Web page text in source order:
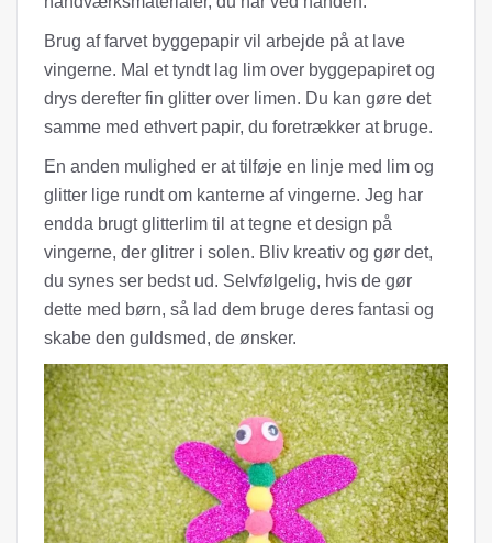
Brug af farvet byggepapir vil arbejde på at lave
vingerne. Mal et tyndt lag lim over byggepapiret og
drys derefter fin glitter over limen. Du kan gøre det
samme med ethvert papir, du foretrækker at bruge.
En anden mulighed er at tilføje en linje med lim og
glitter lige rundt om kanterne af vingerne. Jeg har
endda brugt glitterlim til at tegne et design på
vingerne, der glitrer i solen. Bliv kreativ og gør det,
du synes ser bedst ud. Selvfølgelig, hvis de gør
dette med børn, så lad dem bruge deres fantasi og
skabe den guldsmed, de ønsker.